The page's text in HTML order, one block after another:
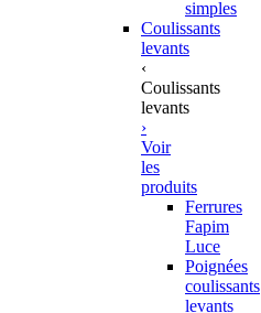
simples
Coulissants
levants
‹
Coulissants
levants
›
Voir
les
produits
Ferrures
Fapim
Luce
Poignées
coulissants
levants